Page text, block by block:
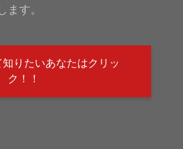
ます。
りたいあなたはクリッ
ク！！